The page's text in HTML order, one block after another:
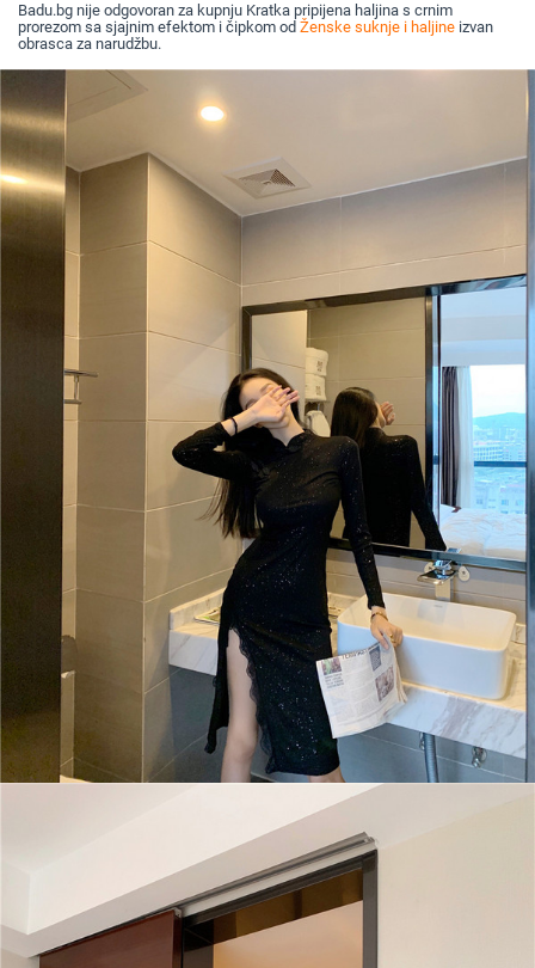
Badu.bg nije odgovoran za kupnju Kratka pripijena haljina s crnim
prorezom sa sjajnim efektom i čipkom od Ženske suknje i haljine izvan
obrasca za narudžbu.